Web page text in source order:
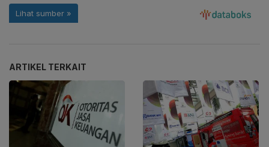
ARTIKEL TERKAIT